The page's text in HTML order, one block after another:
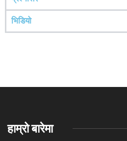
भिडियो
हाम्रो बारेमा